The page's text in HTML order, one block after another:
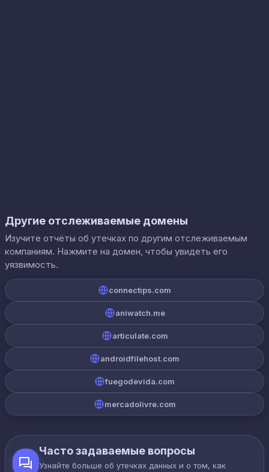
Другие отслеживаемые домены
Изучите отчёты об утечках по другим отслеживаемым
компаниям. Нажмите на домен, чтобы увидеть его
уязвимость.
connectips.com
aniwatch.me
articulate.com
androidfilehost.com
fuegodevida.com
mercadolivre.com
Часто задаваемые вопросы
Узнайте больше об утечках данных и о том, как